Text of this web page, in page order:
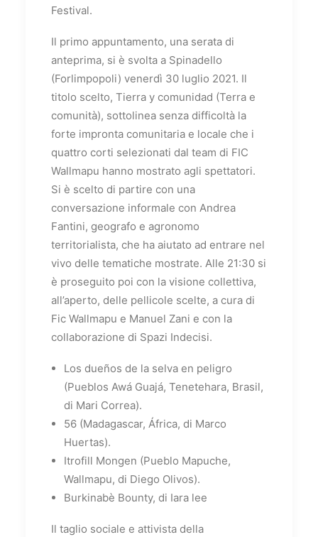
Festival.
Il primo appuntamento, una serata di
anteprima, si è svolta a Spinadello
(Forlimpopoli) venerdì 30 luglio 2021. Il
titolo scelto, Tierra y comunidad (Terra e
comunità), sottolinea senza difficoltà la
forte impronta comunitaria e locale che i
quattro corti selezionati dal team di FIC
Wallmapu hanno mostrato agli spettatori.
Si è scelto di partire con una
conversazione informale con Andrea
Fantini, geografo e agronomo
territorialista, che ha aiutato ad entrare nel
vivo delle tematiche mostrate. Alle 21:30 si
è proseguito poi con la visione collettiva,
all’aperto, delle pellicole scelte, a cura di
Fic Wallmapu e Manuel Zani e con la
collaborazione di Spazi Indecisi.
Los dueños de la selva en peligro
(Pueblos Awá Guajá, Tenetehara, Brasil,
di Mari Correa).
56 (Madagascar, África, di Marco
Huertas).
Itrofill Mongen (Pueblo Mapuche,
Wallmapu, di Diego Olivos).
Burkinabè Bounty, di Iara lee
Il taglio sociale e attivista della